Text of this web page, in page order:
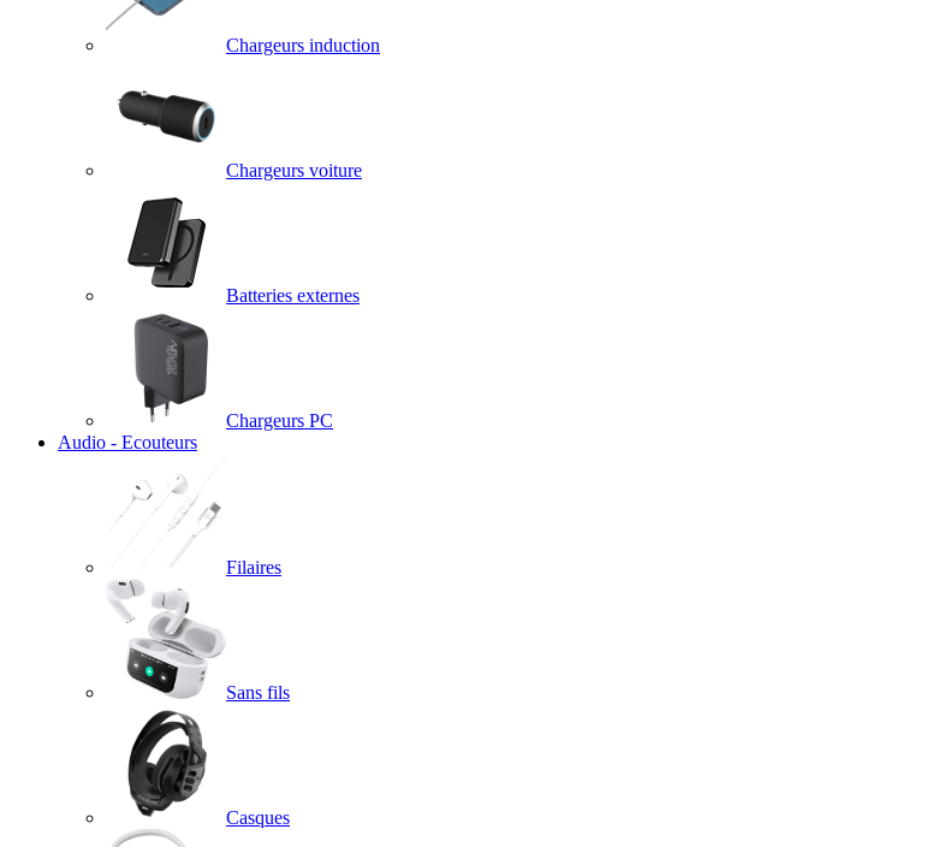
Chargeurs induction
Chargeurs voiture
Batteries externes
Chargeurs PC
Audio - Ecouteurs
Filaires
Sans fils
Casques